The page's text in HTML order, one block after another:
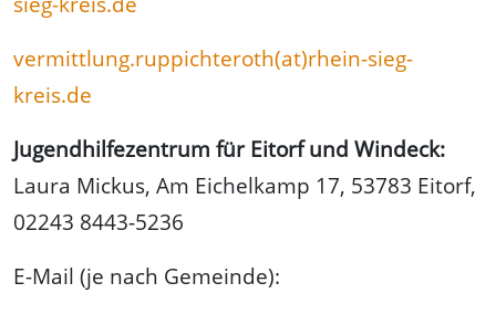
vermittlung.ruppichteroth(at)rhein-sieg-
kreis.de
Jugendhilfezentrum für Eitorf und Windeck:
Laura Mickus, Am Eichelkamp 17, 53783 Eitorf,
02243 8443-5236
E-Mail (je nach Gemeinde):